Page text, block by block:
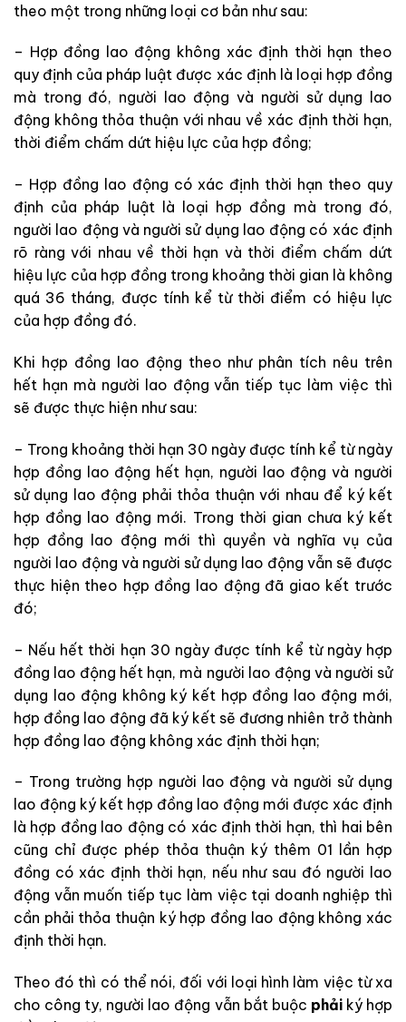
theo một trong những loại cơ bản như sau:
– Hợp đồng lao động không xác định thời hạn theo
quy định của pháp luật được xác định là loại hợp đồng
mà trong đó, người lao động và người sử dụng lao
động không thỏa thuận với nhau về xác định thời hạn,
thời điểm chấm dứt hiệu lực của hợp đồng;
– Hợp đồng lao động có xác định thời hạn theo quy
định của pháp luật là loại hợp đồng mà trong đó,
người lao động và người sử dụng lao động có xác định
rõ ràng với nhau về thời hạn và thời điểm chấm dứt
hiệu lực của hợp đồng trong khoảng thời gian là không
quá 36 tháng, được tính kể từ thời điểm có hiệu lực
của hợp đồng đó.
Khi hợp đồng lao động theo như phân tích nêu trên
hết hạn mà người lao động vẫn tiếp tục làm việc thì
sẽ được thực hiện như sau:
– Trong khoảng thời hạn 30 ngày được tính kể từ ngày
hợp đồng lao động hết hạn, người lao động và người
sử dụng lao động phải thỏa thuận với nhau để ký kết
hợp đồng lao động mới. Trong thời gian chưa ký kết
hợp đồng lao động mới thì quyền và nghĩa vụ của
người lao động và người sử dụng lao động vẫn sẽ được
thực hiện theo hợp đồng lao động đã giao kết trước
đó;
– Nếu hết thời hạn 30 ngày được tính kể từ ngày hợp
đồng lao động hết hạn, mà người lao động và người sử
dụng lao động không ký kết hợp đồng lao động mới,
hợp đồng lao động đã ký kết sẽ đương nhiên trở thành
hợp đồng lao động không xác định thời hạn;
– Trong trường hợp người lao động và người sử dụng
lao động ký kết hợp đồng lao động mới được xác định
là hợp đồng lao động có xác định thời hạn, thì hai bên
cũng chỉ được phép thỏa thuận ký thêm 01 lần hợp
đồng có xác định thời hạn, nếu như sau đó người lao
động vẫn muốn tiếp tục làm việc tại doanh nghiệp thì
cần phải thỏa thuận ký hợp đồng lao động không xác
định thời hạn.
Theo đó thì có thể nói, đối với loại hình làm việc từ xa
cho công ty, người lao động vẫn bắt buộc phải ký hợp